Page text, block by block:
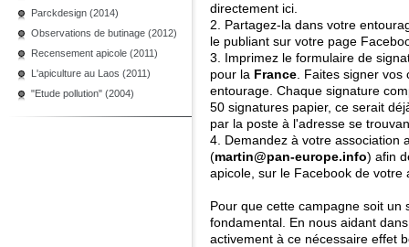
Parckdesign (2014)
Observations de butinage (2012)
Recensement apicole (2011)
L'apiculture au Laos (2011)
"Etude pollution" (2004)
directement ici
2. Partagez-la dans votre
le publiant sur votre page
3. Imprimez le formulaire de
pour la France . Faites signer
entourage. Chaque signature
50 signatures papier, ce serait
par la poste à l'adresse se
4. Demandez à votre association
(martin@pan-europe.info) afin
apicole, sur le Facebook de votre
Pour que cette campagne soit un
fondamental. En nous aidant
activement à ce nécessaire effet